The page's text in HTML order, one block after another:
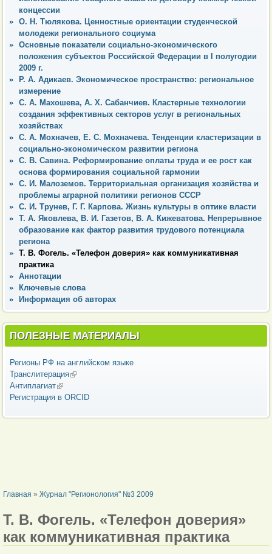
концессии
О. Н. Тюлякова. Ценностные ориентации студенческой
молодежи регионального социума
Основные показатели социально-экономического
положения субъектов Российской Федерации в I полугодии
2009 г.
Р. А. Адикаев. Экономическое пространство: региональное
измерение
С. А. Махошева, А. Х. Сабанчиев. Кластерные технологии
создания эффективных секторов услуг в региональных
хозяйствах
С. А. Мохначев, Е. С. Мохначева. Тенденции кластеризации в
социально-экономическом развитии региона
С. В. Савина. Реформирование оплаты труда и ее рост как
основа формирования социальной гармонии
С. И. Малоземов. Территориальная организация хозяйства и
проблемы аграрной политики регионов СССР
С. И. Трунев, Г. Г. Карпова. Жизнь культуры в оптике власти
Т. А. Яковлева, В. И. Газетов, В. А. Кижеватова. Непрерывное
образование как фактор развития трудового потенциала
региона
Т. В. Фогель. «Телефон доверия» как коммуникативная
практика
Аннотации
Ключевые слова
Информация об авторах
ПОЛЕЗНЫЕ МАТЕРИАЛЫ
Регионы РФ на английском языке
Транслитерация(внешняя ссылка)
Антиплагиат(внешняя ссылка)
Регистрация в ORCID
ВЫ ЗДЕСЬ
Главная » Журнал "Регионология" №3 2009
Т. В. Фогель. «Телефон доверия»
как коммуникативная практика